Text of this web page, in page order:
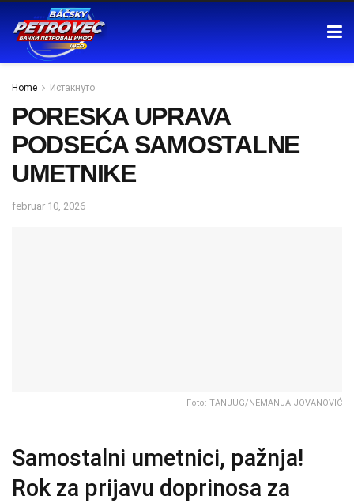
Home Истакнуто
PORESKA UPRAVA
PODSEĆA SAMOSTALNE
UMETNIKE
februar 10, 2026
Foto: TANJUG/NEMANJA JOVANOVIĆ
Samostalni umetnici, pažnja!
Rok za prijavu doprinosa za